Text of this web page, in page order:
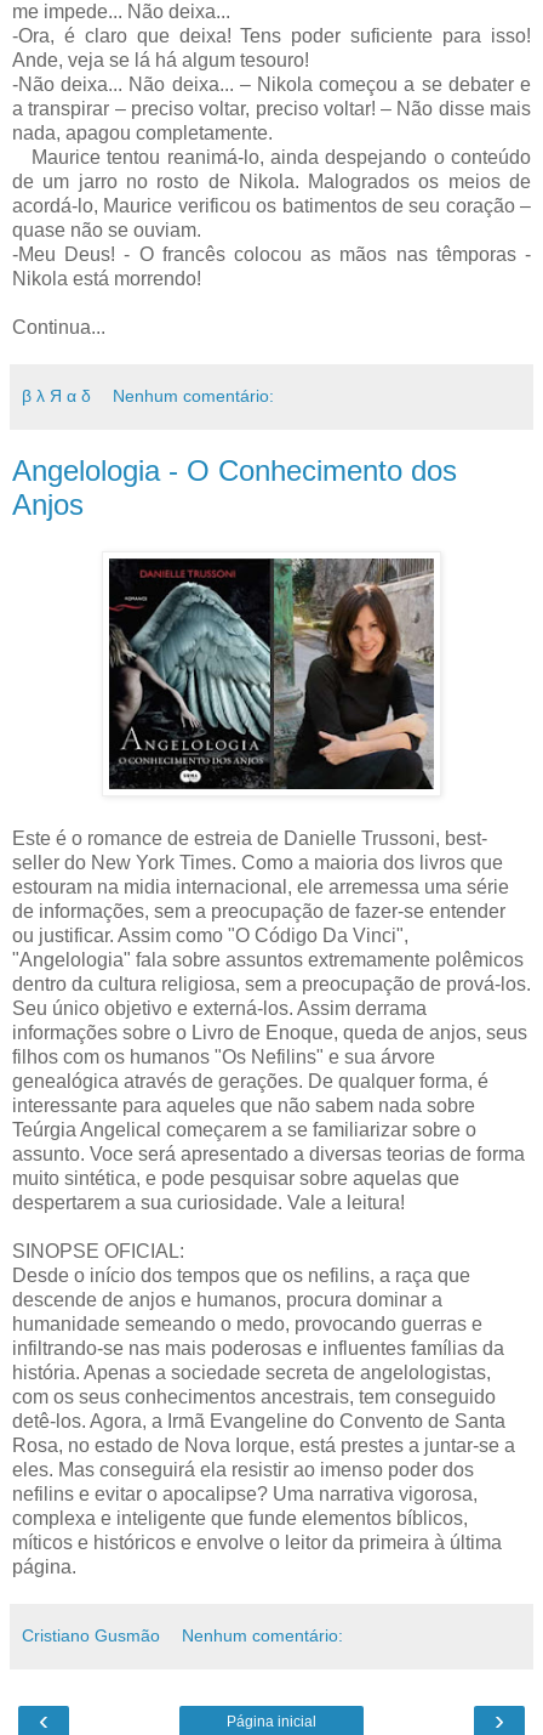
me impede... Não deixa...
-Ora, é claro que deixa! Tens poder suficiente para isso!
Ande, veja se lá há algum tesouro!
-Não deixa... Não deixa... – Nikola começou a se debater e
a transpirar – preciso voltar, preciso voltar! – Não disse mais
nada, apagou completamente.
Maurice tentou reanimá-lo, ainda despejando o conteúdo
de um jarro no rosto de Nikola. Malogrados os meios de
acordá-lo, Maurice verificou os batimentos de seu coração –
quase não se ouviam.
-Meu Deus! - O francês colocou as mãos nas têmporas -
Nikola está morrendo!
Continua...
β λ Я α δ Nenhum comentário:
Angelologia - O Conhecimento dos
Anjos
Este é o romance de estreia de Danielle Trussoni, best-
seller do New York Times. Como a maioria dos livros que
estouram na midia internacional, ele arremessa uma série
de informações, sem a preocupação de fazer-se entender
ou justificar. Assim como "O Código Da Vinci",
"Angelologia" fala sobre assuntos extremamente polêmicos
dentro da cultura religiosa, sem a preocupação de prová-los.
Seu único objetivo e externá-los. Assim derrama
informações sobre o Livro de Enoque, queda de anjos, seus
filhos com os humanos "Os Nefilins" e sua árvore
genealógica através de gerações. De qualquer forma, é
interessante para aqueles que não sabem nada sobre
Teúrgia Angelical começarem a se familiarizar sobre o
assunto. Voce será apresentado a diversas teorias de forma
muito sintética, e pode pesquisar sobre aquelas que
despertarem a sua curiosidade. Vale a leitura!
SINOPSE OFICIAL:
Desde o início dos tempos que os nefilins, a raça que
descende de anjos e humanos, procura dominar a
humanidade semeando o medo, provocando guerras e
infiltrando-se nas mais poderosas e influentes famílias da
história. Apenas a sociedade secreta de angelologistas,
com os seus conhecimentos ancestrais, tem conseguido
detê-los. Agora, a Irmã Evangeline do Convento de Santa
Rosa, no estado de Nova Iorque, está prestes a juntar-se a
eles. Mas conseguirá ela resistir ao imenso poder dos
nefilins e evitar o apocalipse? Uma narrativa vigorosa,
complexa e inteligente que funde elementos bíblicos,
míticos e históricos e envolve o leitor da primeira à última
página.
Cristiano Gusmão Nenhum comentário:
‹ ›
Página inicial